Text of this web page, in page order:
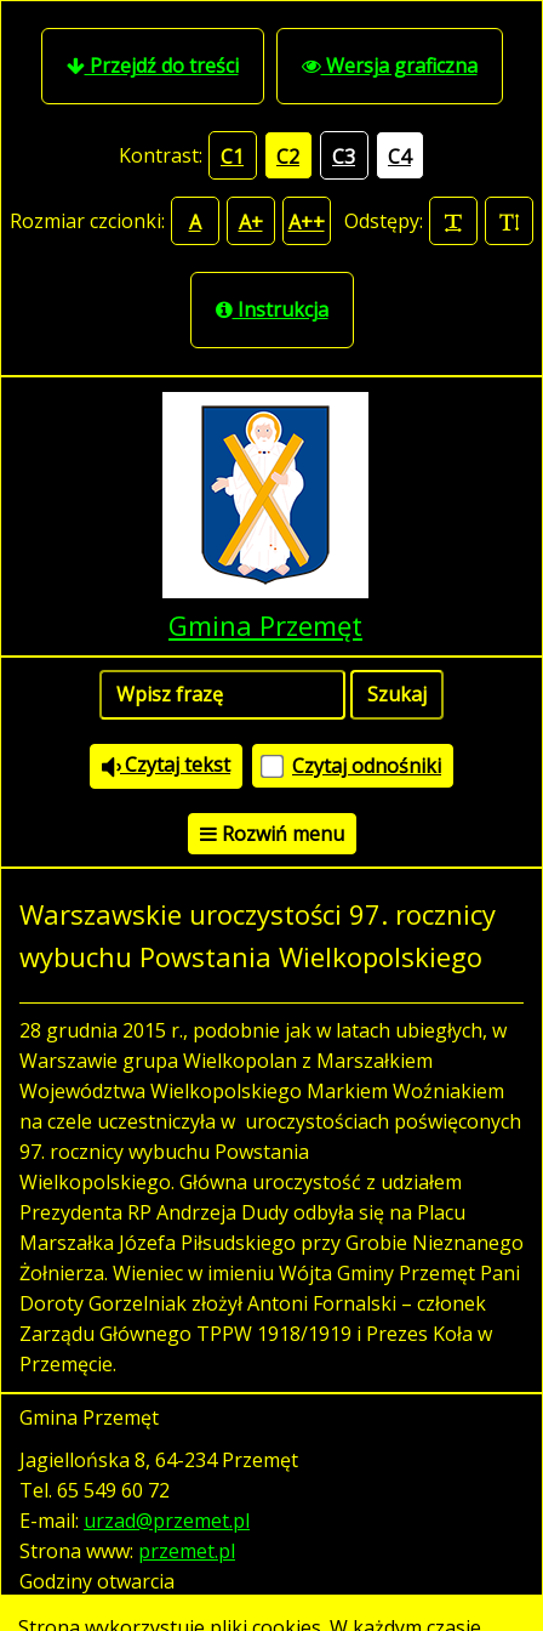
Przejdź do treści Wersja graficzna
Kontrast: C1 C2 C3 C4
Rozmiar czcionki: A A+ A++ Odstępy:
Instrukcja
Gmina Przemęt
Czytaj tekst Czytaj odnośniki
Rozwiń menu
Warszawskie uroczystości 97. rocznicy
wybuchu Powstania Wielkopolskiego
28 grudnia 2015 r., podobnie jak w latach ubiegłych, w
Warszawie grupa Wielkopolan z Marszałkiem
Województwa Wielkopolskiego Markiem Woźniakiem
na czele uczestniczyła w uroczystościach poświęconych
97. rocznicy wybuchu Powstania
Wielkopolskiego. Główna uroczystość z udziałem
Prezydenta RP Andrzeja Dudy odbyła się na Placu
Marszałka Józefa Piłsudskiego przy Grobie Nieznanego
Żołnierza. Wieniec w imieniu Wójta Gminy Przemęt Pani
Doroty Gorzelniak złożył Antoni Fornalski – członek
Zarządu Głównego TPPW 1918/1919 i Prezes Koła w
Przemęcie.
Gmina Przemęt
Jagiellońska 8, 64-234 Przemęt
Tel. 65 549 60 72
E-mail: urzad@przemet.pl
Strona www: przemet.pl
Godziny otwarcia
pn. - pt. 07:30 - 15:30